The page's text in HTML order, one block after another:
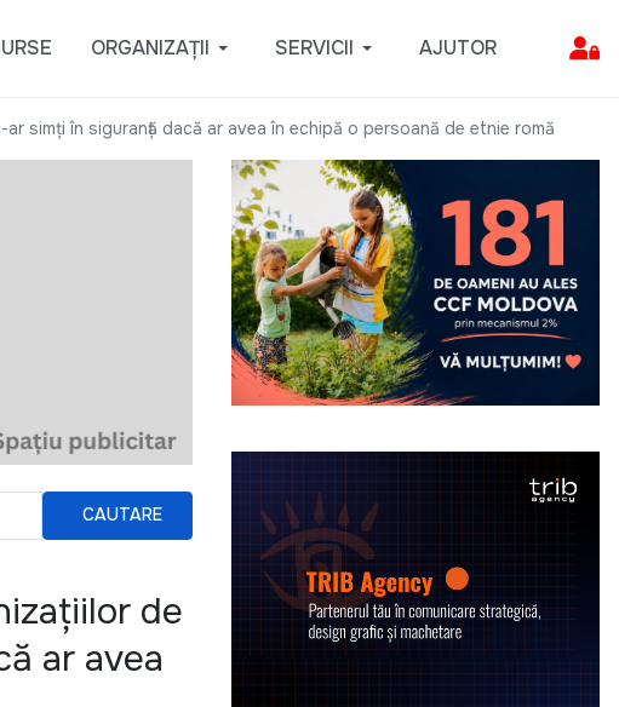
ORGANIZAȚII SERVICII AJUTOR
simți în siguranță dacă ar avea în echipă o persoană de etnie romă
CAUTARE
de
ar avea